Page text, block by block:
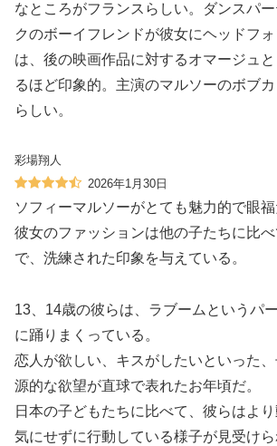
なところがフランスらしい。ダンスパ
クのボーイフレンドが彼女にヘッドフ
は、後の映画作品に対するオマージュ
るほど印象的。主演のマルソーのボブ
らしい。
彩場翔人
2026年1月30日
ソフィーマルソーがとても魅力的で眼福
彼女のファッションは他の子たちに比
で、洗練された印象を与えている。
13、14歳の彼らは、ラブームというパ
に踊りまくっている。
恋人が欲しい、キスがしたいといった
源的な欲望が直球で表れたお年頃だ。
日本の子どもたちに比べて、彼らはよ
気にせずに行動している様子が見受け